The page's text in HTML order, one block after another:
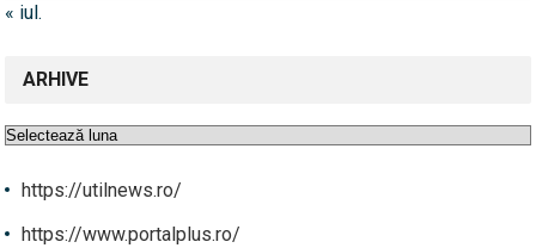
« iul.
ARHIVE
Arhive
https://utilnews.ro/
https://www.portalplus.ro/